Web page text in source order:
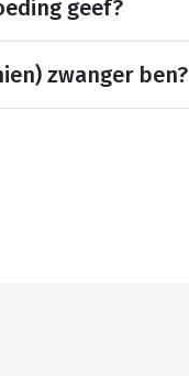
geef?
zwanger ben?